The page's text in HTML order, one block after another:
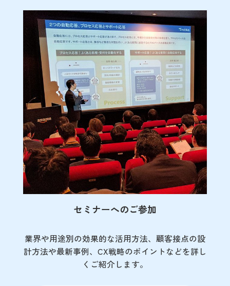
セミナーへのご参加
業界や用途別の効果的な活用方法、顧客接点の設
計方法や最新事例、CX戦略のポイントなどを詳し
くご紹介します。